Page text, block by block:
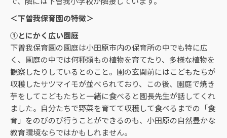
＜下曽我保育園の特徴＞
①とにかく広い園庭
下曽我保育園の園庭は小田原市内の保育所の中でも特に広
く、園庭の中では何種類もの植物を育てたり、多様な植物を
観察したりしているとのこと。園の玄関前にはこどもたちが
収穫したサツマイモが並べられており、この後、園庭で焼き
芋をしてこどもたちと一緒に食べると園長先生が話してくれ
ました。自分たちで野菜を育てて収穫して食べるまでの「食
育」をのびのび行うことができるのも、小田原の自然豊かな
教育環境ならではかもしれません。